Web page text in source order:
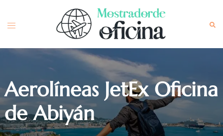
content
Toggle
Aerolíneas JetEx Oficina
de Abiyán